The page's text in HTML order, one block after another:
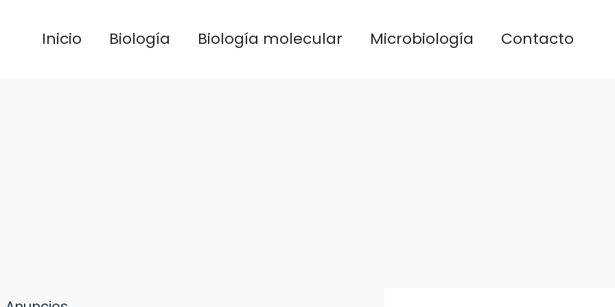
Inicio Biología Biología molecular Microbiología Contacto